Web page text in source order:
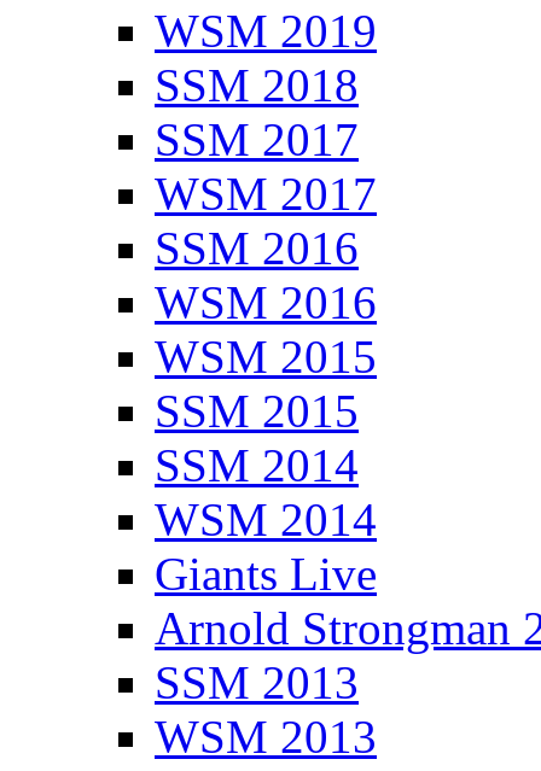
WSM 2019
SSM 2018
SSM 2017
WSM 2017
SSM 2016
WSM 2016
WSM 2015
SSM 2015
SSM 2014
WSM 2014
Giants Live
Arnold Strongman
SSM 2013
WSM 2013